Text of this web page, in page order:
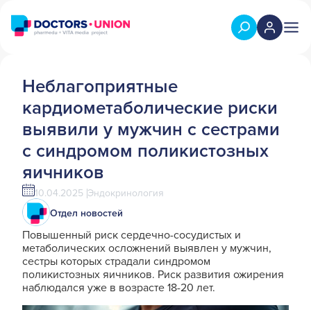
Неблагоприятные
кардиометаболические риски
выявили у мужчин с сестрами
с синдромом поликистозных
яичников
10.04.2025 Эндокринология
Отдел новостей
Повышенный риск сердечно-сосудистых и
метаболических осложнений выявлен у мужчин,
сестры которых страдали синдромом
поликистозных яичников. Риск развития ожирения
наблюдался уже в возрасте 18-20 лет.